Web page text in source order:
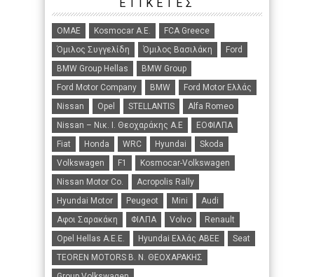
ΕΤΙΚΈΤΕΣ
ΟΜΑΕ Kosmocar Α.Ε.
FCA Greece
Όμιλος Συγγελίδη
Όμιλος Βασιλάκη
Ford
BMW Group Hellas
BMW Group
Ford Motor Company
BMW
Ford Motor Ελλάς
Nissan
Opel STELLANTIS
Alfa Romeo
Nissan – Νικ. Ι. Θεοχαράκης Α.Ε
ΕΟΦΙΛΠΑ
Fiat
Honda WRC Hyundai
Skoda
Volkswagen
F1
Kosmocar-Volkswagen
Nissan Motor Co.
Acropolis Rally
Hyundai Motor
Peugeot Mini
Audi
Αφοι Σαρακάκη
ΦΙΛΠΑ Volvo
Renault
Opel Hellas A.E.E.
Hyundai Ελλάς ΑΒΕΕ
Seat
TEOREN MOTORS B. N. ΘΕΟΧΑΡΑΚΗΣ